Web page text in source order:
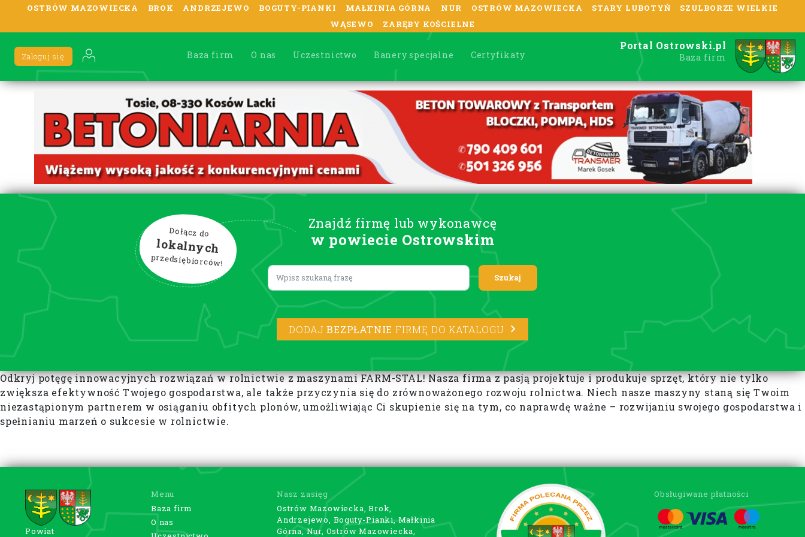
OSTRÓW MAZOWIECKA BROK ANDRZEJEWO BOGUTY-PIANKI MAŁKINIA GÓRNA NUR OSTRÓW MAZOWIECKA STARY LUBOTYŃ
SZULBORZE WIELKIE
WĄSEWO
ZARĘBY KOŚCIELNE
Baza firm O nas Uczestnictwo Banery specjalne Certyfikaty
Zaloguj się
Portal Ostrowski.pl
Baza firm
Znajdź firmę lub wykonawcę
w powiecie Ostrowskim
Dołącz do
lokalnych
przedsiębiorców!
Lorem ipsum
DODAJBEZPŁATNIE FIRMĘ DO KATALOGU
Odkryj potęgę innowacyjnych rozwiązań w rolnictwie z maszynami FARM-STAL! Nasza firma z pasją projektuje i produkuje sprzęt, który nie tylko
zwiększa efektywność Twojego gospodarstwa, ale także przyczynia się do zrównoważonego rozwoju rolnictwa. Niech nasze maszyny staną się Twoim
niezastąpionym partnerem w osiąganiu obfitych plonów, umożliwiając Ci skupienie się na tym, co naprawdę ważne – rozwijaniu swojego gospodarstwa i
spełnianiu marzeń o sukcesie w rolnictwie.
Powiat
Menu
Baza firm
O nas
Nasz zasięg
Ostrów Mazowiecka, Brok,
Andrzejewo, Boguty-Pianki, Małkinia
Górna, Nur, Ostrów Mazowiecka,
Obsługiwane płatności